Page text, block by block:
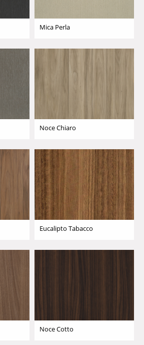
Mica Perla
Noce Chiaro
Eucalipto Tabacco
Noce Cotto